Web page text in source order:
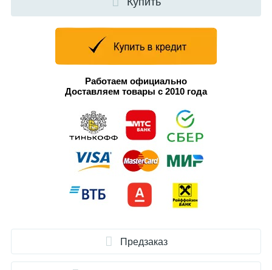
Работаем официально
Доставляем товары с 2010 года
Предзаказ